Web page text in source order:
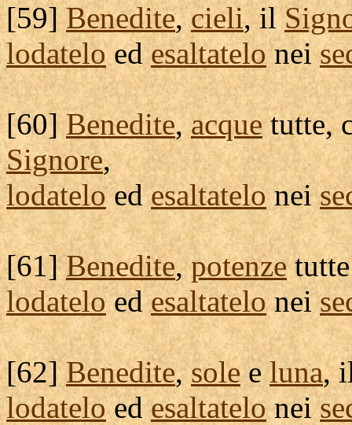
[59]Benedite,cieli, il
lodateloedesaltatelonei
[60]Benedite,acquetutte,
Signore,
lodateloedesaltatelonei
[61]Benedite,potenze
lodateloedesaltatelonei
[62]Benedite,soleeluna,
lodateloedesaltatelonei